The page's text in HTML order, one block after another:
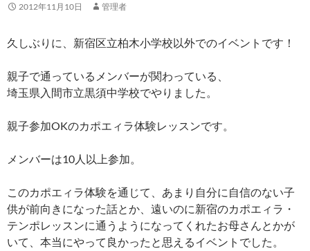
2012年11月10日 管理者
久しぶりに、新宿区立柏木小学校以外でのイベントです！
親子で通っているメンバーが関わっている、
埼玉県入間市立黒須中学校でやりました。
親子参加OKのカポエィラ体験レッスンです。
メンバーは10人以上参加。
このカポエィラ体験を通じて、あまり自分に自信のない子
供が前向きになった話とか、遠いのに新宿のカポエィラ・
テンポレッスンに通うようになってくれたお母さんとかが
いて、本当にやって良かったと思えるイベントでした。